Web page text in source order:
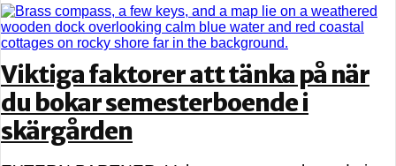
Viktiga faktorer att tänka på när
du bokar semesterboende i
skärgården